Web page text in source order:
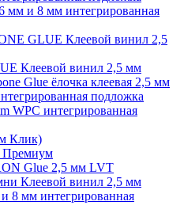
и 8 мм интегрированная
GLUE Клеевой винил 2,5
Клеевой винил 2,5 мм
Glue ёлочка клеевая 2,5 мм
подложка
WPC интегрированная
Клик)
Премиум
Glue 2,5 мм LVT
Клеевой винил 2,5 мм
мм интегрированная